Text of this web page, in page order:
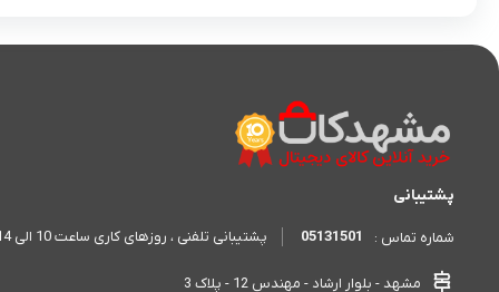
پشتیبانی
شماره تماس : 05131501 پشتیبانی تلفنی ، روزهای کاری ساعت 10 الی 14 - 17 الی 20
مشهد - بلوار ارشاد - مهندس 12 - پلاک 3